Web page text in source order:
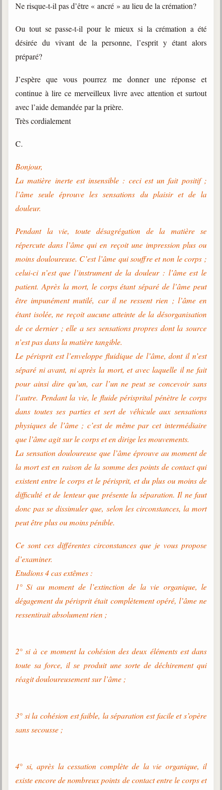
Ne risque-t-il pas d’être « ancré » au lieu de la crémation?
Ou tout se passe-t-il pour le mieux si la crémation a été
désirée du vivant de la personne, l’esprit y étant alors
préparé?
J’espère que vous pourrez me donner une réponse et
continue à lire ce merveilleux livre avec attention et surtout
avec l’aide demandée par la prière.
Très cordialement
C.
Bonjour,
La matière inerte est insensible : ceci est un fait positif ;
l’âme seule éprouve les sensations du plaisir et de la
douleur.
Pendant la vie, toute désagrégation de la matière se
répercute dans l’âme qui en reçoit une impression plus ou
moins douloureuse. C’est l’âme qui souffre et non le corps ;
celui-ci n’est que l’instrument de la douleur : l’âme est le
patient. Après la mort, le corps étant séparé de l’âme peut
être impunément mutilé, car il ne ressent rien ; l’âme en
étant isolée, ne reçoit aucune atteinte de la désorganisation
de ce dernier ; elle a ses sensations propres dont la source
n’est pas dans la matière tangible.
Le périsprit est l’enveloppe fluidique de l’âme, dont il n’est
séparé ni avant, ni après la mort, et avec laquelle il ne fait
pour ainsi dire qu’un, car l’un ne peut se concevoir sans
l’autre. Pendant la vie, le fluide périsprital pénètre le corps
dans toutes ses parties et sert de véhicule aux sensations
physiques de l’âme ; c’est de même par cet intermédiaire
que l’âme agit sur le corps et en dirige les mouvements.
La sensation douloureuse que l’âme éprouve au moment de
la mort est en raison de la somme des points de contact qui
existent entre le corps et le périsprit, et du plus ou moins de
difficulté et de lenteur que présente la séparation. Il ne faut
donc pas se dissimuler que, selon les circonstances, la mort
peut être plus ou moins pénible.
Ce sont ces différentes circonstances que je vous propose
d’examiner.
Etudions 4 cas extêmes :
1° Si au moment de l’extinction de la vie organique, le
dégagement du périsprit était complètement opéré, l’âme ne
ressentirait absolument rien ;
2° si à ce moment la cohésion des deux éléments est dans
toute sa force, il se produit une sorte de déchirement qui
réagit douloureusement sur l’âme ;
3° si la cohésion est faible, la séparation est facile et s’opère
sans secousse ;
4° si, après la cessation complète de la vie organique, il
existe encore de nombreux points de contact entre le corps et